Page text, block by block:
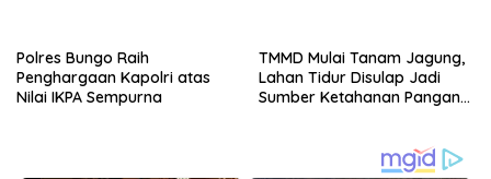
Polres Bungo Raih
Penghargaan Kapolri atas
Nilai IKPA Sempurna
TMMD Mulai Tanam Jagung,
Lahan Tidur Disulap Jadi
Sumber Ketahanan Pangan